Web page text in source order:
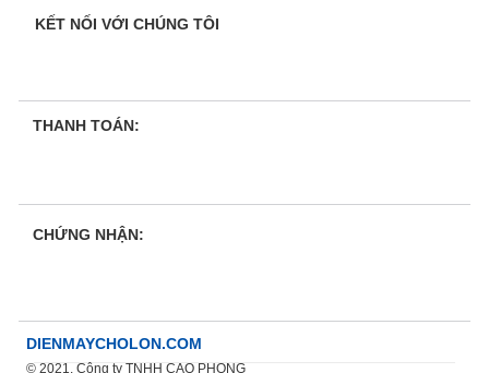
KẾT NỐI VỚI CHÚNG TÔI
THANH TOÁN:
CHỨNG NHẬN:
DIENMAYCHOLON.COM
© 2021. Công ty TNHH CAO PHONG